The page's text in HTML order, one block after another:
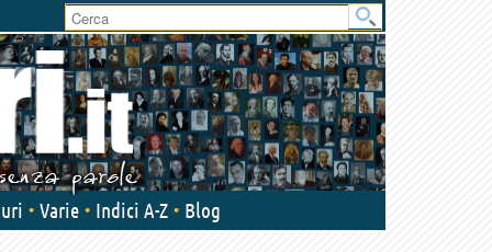
User
area
Varie Indici A-Z Blog